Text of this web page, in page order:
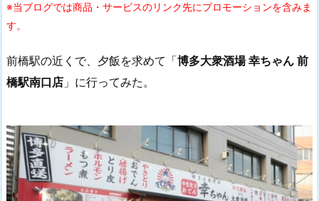
※当ブログでは商品・サービスのリンク先にプロモーションを含みま
す。
前橋駅の近くで、夕飯を求めて「博多大衆酒場 幸ちゃん 前
橋駅南口店 」に行ってみた。